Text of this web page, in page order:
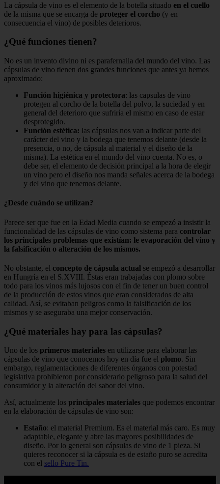
La cápsula de vino es el elemento de la botella situado en el cuello
de la misma que se encarga de proteger el corcho (y en
consecuencia el vino) de posibles deterioros.
¿Qué funciones tienen?
No es un invento divino ni es parafernalia del mundo del vino. Las
cápsulas de vino tienen dos grandes funciones que antes ya hemos
aproximado:
Función higiénica y protectora: las capsulas de vino
protegen al corcho de la botella del polvo, la suciedad y en
general del deterioro que sufriría el mismo en caso de estar
desprotegido.
Función estética: las cápsulas nos van a indicar parte del
carácter del vino y la bodega que tenemos delante (desde la
presencia, o no, de cápsula al material y el diseño de la
misma). La estética en el mundo del vino cuenta. No es, o
debe ser, el elemento de decisión principal a la hora de elegir
un vino pero el diseño nos manda señales acerca de la bodega
y del vino que tenemos delante.
¿Desde cuándo se utilizan?
Parece ser que fue en la Edad Media cuando se empezó a insistir la
funcionalidad de las cápsulas de vino como sistema para controlar
los principales problemas que existían: le evaporación del vino y
la falsificación o alteración de los mismos.
No obstante, el concepto de cápsula actual se empezó a desarrollar
en Hungría en el S.XVIII. Éstas eran trabajadas con plomo sobre
todo para los vinos más lujosos con el fin de tener un buen control
de la producción de estos vinos que eran considerados de alta
calidad. Así, se evitaban peligros como la falsificación de los
mismos y se aseguraba una mejor conservación.
¿Qué materiales hay para las cápsulas?
Uno de los primeros materiales en utilizarse para elaborar las
cápsulas de vino que conocemos hoy en día fue el plomo. Sin
embargo, reglamentaciones de diferentes órganos con potestad
legislativa prohibieron por considerarlo peligroso para la salud del
consumidor y la alteración del sabor del vino.
Así, actualmente los principales materiales que podemos encontrar
en la elaboración de cápsulas de vino son:
Estaño: el material Premium. Es el material más caro. Es muy
adaptable, elegante y abre las mayores posibilidades de
diseño. Por lo general son cápsulas de vino de 1 pieza. Si
quieres reconocer si la cápsula es de estaño puro se acredita
con el sello Pure Tin.